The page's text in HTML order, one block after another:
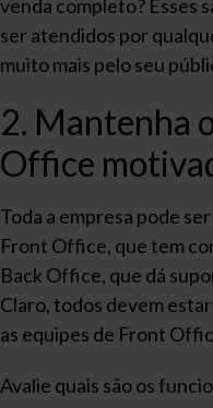
venda completo? Esses
ser atendidos por
muito mais pelo seu
2. Mantenha
Office
Toda a empresa pode
Front Office, que tem
Back Office, que dá
Claro, todos devem
as equipes de Front
Avalie quais são os